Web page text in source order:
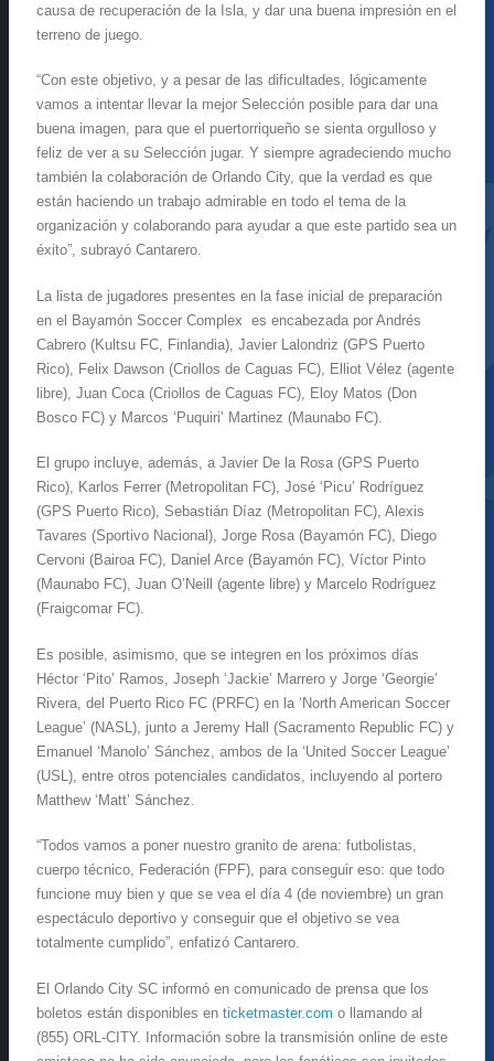
causa de recuperación de la Isla, y dar una buena impresión en el
terreno de juego.
“Con este objetivo, y a pesar de las dificultades, lógicamente
vamos a intentar llevar la mejor Selección posible para dar una
buena imagen, para que el puertorriqueño se sienta orgulloso y
feliz de ver a su Selección jugar. Y siempre agradeciendo mucho
también la colaboración de Orlando City, que la verdad es que
están haciendo un trabajo admirable en todo el tema de la
organización y colaborando para ayudar a que este partido sea un
éxito”, subrayó Cantarero.
La lista de jugadores presentes en la fase inicial de preparación
en el Bayamón Soccer Complex es encabezada por Andrés
Cabrero (Kultsu FC, Finlandia), Javier Lalondriz (GPS Puerto
Rico), Felix Dawson (Criollos de Caguas FC), Elliot Vélez (agente
libre), Juan Coca (Criollos de Caguas FC), Eloy Matos (Don
Bosco FC) y Marcos ‘Puquiri’ Martinez (Maunabo FC).
El grupo incluye, además, a Javier De la Rosa (GPS Puerto
Rico), Karlos Ferrer (Metropolitan FC), José ‘Picu’ Rodríguez
(GPS Puerto Rico), Sebastián Díaz (Metropolitan FC), Alexis
Tavares (Sportivo Nacional), Jorge Rosa (Bayamón FC), Diego
Cervoni (Bairoa FC), Daniel Arce (Bayamón FC), Víctor Pinto
(Maunabo FC), Juan O’Neill (agente libre) y Marcelo Rodríguez
(Fraigcomar FC).
Es posible, asimismo, que se integren en los próximos días
Héctor ‘Pito’ Ramos, Joseph ‘Jackie’ Marrero y Jorge ‘Georgie’
Rivera, del Puerto Rico FC (PRFC) en la ‘North American Soccer
League’ (NASL), junto a Jeremy Hall (Sacramento Republic FC) y
Emanuel ‘Manolo’ Sánchez, ambos de la ‘United Soccer League’
(USL), entre otros potenciales candidatos, incluyendo al portero
Matthew ‘Matt’ Sánchez.
“Todos vamos a poner nuestro granito de arena: futbolistas,
cuerpo técnico, Federación (FPF), para conseguir eso: que todo
funcione muy bien y que se vea el día 4 (de noviembre) un gran
espectáculo deportivo y conseguir que el objetivo se vea
totalmente cumplido”, enfatizó Cantarero.
El Orlando City SC informó en comunicado de prensa que los
boletos están disponibles en ticketmaster.com o llamando al
(855) ORL-CITY. Información sobre la transmisión online de este